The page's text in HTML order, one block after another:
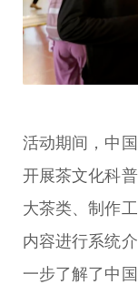
活动期间，中
开展茶文化科
大茶类、制作
内容进行系统
一步了解了中